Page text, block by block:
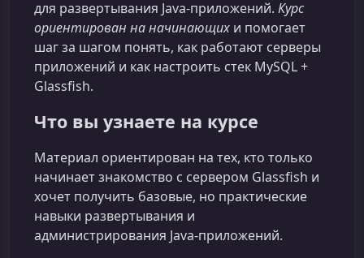
для развертывания Java‑приложений. Курс
ориентирован на начинающих и помогает
шаг за шагом понять, как работают серверы
приложений и как настроить стек MySQL +
Glassfish.
Что вы узнаете на курсе
Материал ориентирован на тех, кто только
начинает знакомство с сервером Glassfish и
хочет получить базовые, но практические
навыки развертывания и
администрирования Java‑приложений.